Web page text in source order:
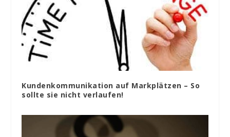
Kundenkommunikation auf Markplätzen – So
sollte sie nicht verlaufen!